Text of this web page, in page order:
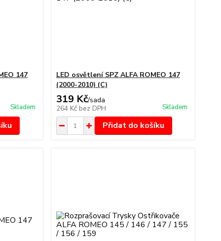
147
Skladem
LED osvětlení SPZ ALFA ROMEO 147
(2000-2010) (C)
319 Kč/sada
264 Kč bez DPH Skladem
Přidat do košíku